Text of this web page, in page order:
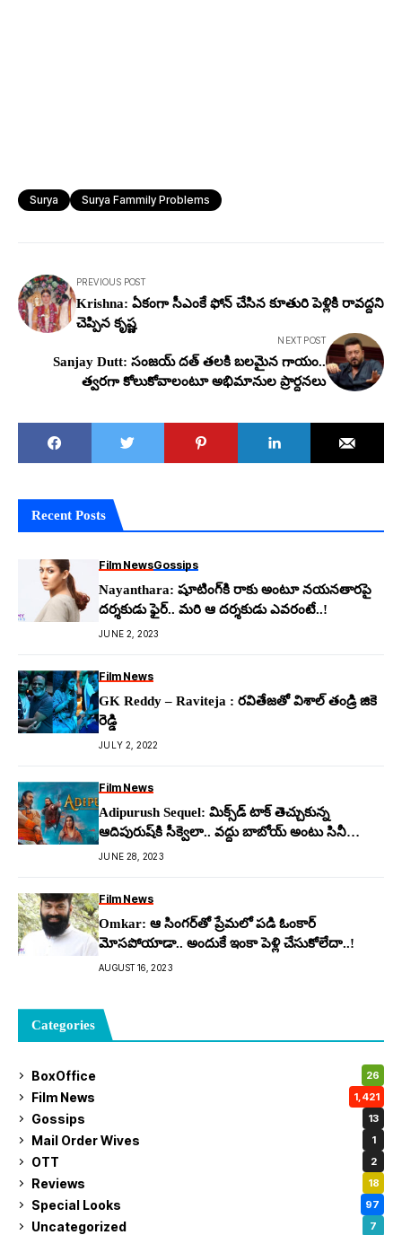
Surya Surya Fammily Problems
PREVIOUS POST
Krishna: ఏకంగా సీఎంకే ఫోన్ చేసిన కూతురి పెళ్లికి రావద్దని
చెప్పిన కృష్ణ
NEXT POST
Sanjay Dutt: సంజ‌య్ ద‌త్ త‌ల‌కి బ‌ల‌మైన గాయం..
త్వ‌ర‌గా కోలుకోవాలంటూ అభిమానుల ప్రార్ద‌న‌లు
Recent Posts
Film NewsGossips
Nayanthara: షూటింగ్‌కి రాకు అంటూ న‌య‌న‌తార‌పై
ద‌ర్శ‌కుడు ఫైర్.. మరి ఆ ద‌ర్శ‌కుడు ఎవ‌రంటే..!
JUNE 2, 2023
Film News
GK Reddy – Raviteja : రవితేజతో విశాల్ తండ్రి జికె
రెడ్డి
JULY 2, 2022
Film News
Adipurush Sequel: మిక్స్‌డ్ టాక్ తెచ్చుకున్న
ఆదిపురుష్‌కి సీక్వెలా.. వ‌ద్దు బాబోయ్ అంటు సినీ
ప్రియులు
JUNE 28, 2023
Film News
Omkar: ఆ సింగ‌ర్‌తో ప్రేమ‌లో ప‌డి ఓంకార్
మోస‌పోయాడా.. అందుకే ఇంకా పెళ్లి చేసుకోలేదా..!
AUGUST 16, 2023
Categories
BoxOffice 26
Film News 1,421
Gossips 13
Mail Order Wives 1
OTT 2
Reviews 18
Special Looks 97
Uncategorized 7